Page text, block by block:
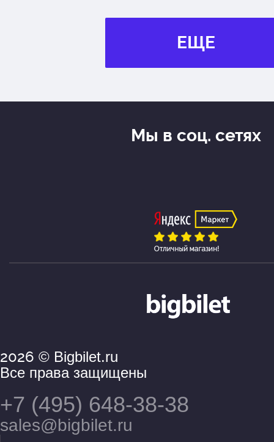
ЕЩЕ
2026 © Bigbilet.ru
Все права защищены
+7 (495) 648-38-38
sales@bigbilet.ru
Мы в соц. сетях